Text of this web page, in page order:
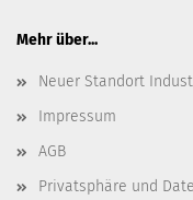
Mehr über...
Neuer Standort
Impressum
AGB
Privatsphäre und